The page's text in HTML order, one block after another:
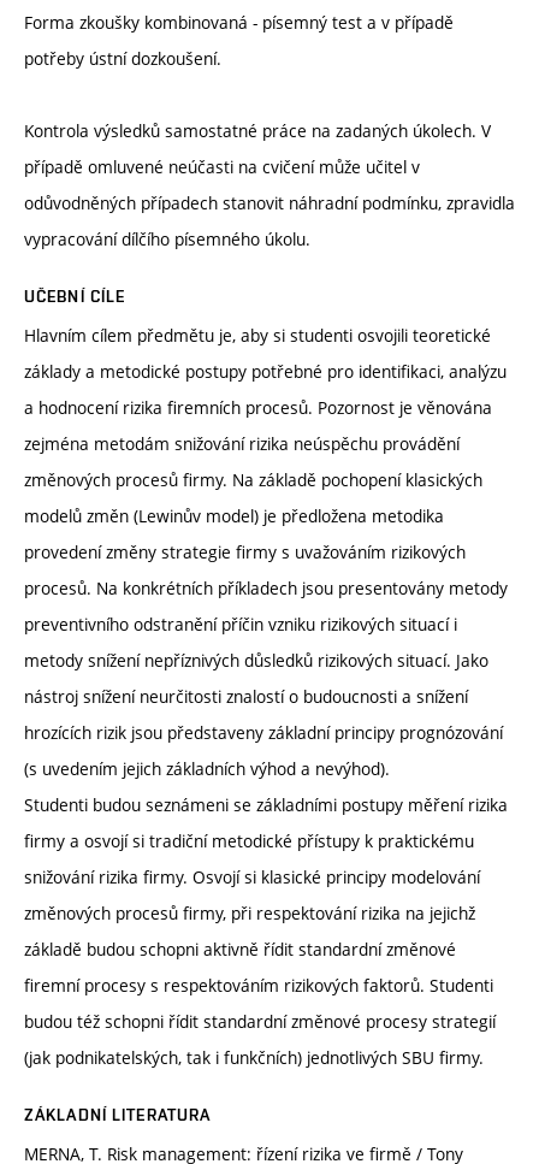
Forma zkoušky kombinovaná - písemný test a v případě
potřeby ústní dozkoušení.
Kontrola výsledků samostatné práce na zadaných úkolech. V
případě omluvené neúčasti na cvičení může učitel v
odůvodněných případech stanovit náhradní podmínku, zpravidla
vypracování dílčího písemného úkolu.
UČEBNÍ CÍLE
Hlavním cílem předmětu je, aby si studenti osvojili teoretické
základy a metodické postupy potřebné pro identifikaci, analýzu
a hodnocení rizika firemních procesů. Pozornost je věnována
zejména metodám snižování rizika neúspěchu provádění
změnových procesů firmy. Na základě pochopení klasických
modelů změn (Lewinův model) je předložena metodika
provedení změny strategie firmy s uvažováním rizikových
procesů. Na konkrétních příkladech jsou presentovány metody
preventivního odstranění příčin vzniku rizikových situací i
metody snížení nepříznivých důsledků rizikových situací. Jako
nástroj snížení neurčitosti znalostí o budoucnosti a snížení
hrozících rizik jsou představeny základní principy prognózování
(s uvedením jejich základních výhod a nevýhod).
Studenti budou seznámeni se základními postupy měření rizika
firmy a osvojí si tradiční metodické přístupy k praktickému
snižování rizika firmy. Osvojí si klasické principy modelování
změnových procesů firmy, při respektování rizika na jejichž
základě budou schopni aktivně řídit standardní změnové
firemní procesy s respektováním rizikových faktorů. Studenti
budou též schopni řídit standardní změnové procesy strategií
(jak podnikatelských, tak i funkčních) jednotlivých SBU firmy.
ZÁKLADNÍ LITERATURA
MERNA, T. Risk management: řízení rizika ve firmě / Tony